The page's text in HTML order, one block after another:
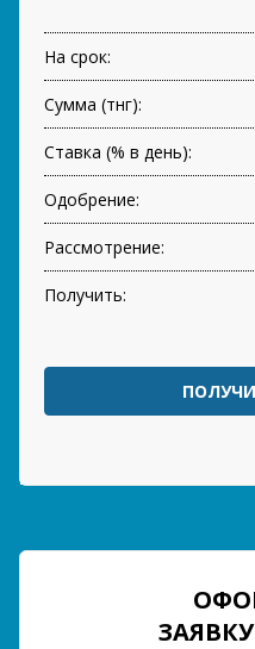
На срок:
Сумма (тнг):
Ставка (% в день):
Одобрение:
Рассмотрение:
Получить: